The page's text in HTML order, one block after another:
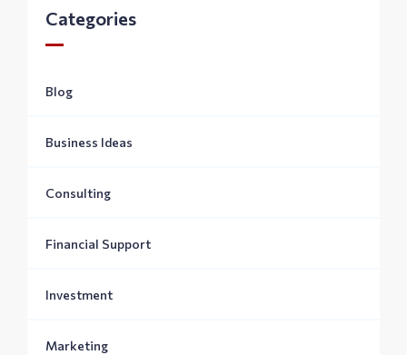
Categories
Blog
Business Ideas
Consulting
Financial Support
Investment
Marketing